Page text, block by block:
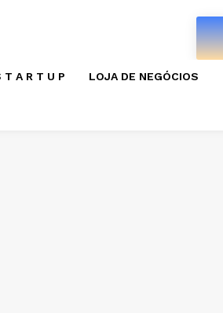
T A R T U P LOJA DE NEGÓCIOS